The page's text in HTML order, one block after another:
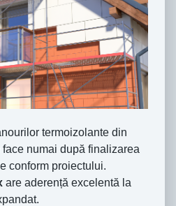
termoizolante din
numai după finalizarea
conform proiectului.
are aderență excelentă la